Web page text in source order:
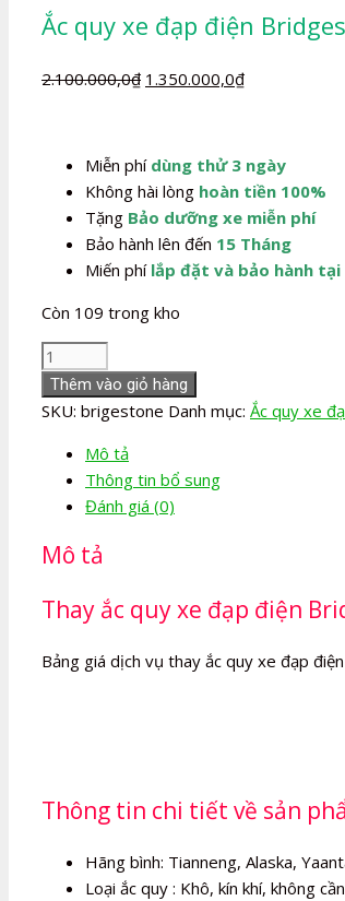
Ắc quy xe đạp điện
2.100.000,0₫ Giá
2.100.000,0₫.
1.350.000,0₫Giá
1.350.000,0₫.
Miễn phí dùng thử 3 ngày
Không hài lòng hoàn tiền 100%
Tặng Bảo dưỡng xe miễn phí
Bảo hành lên đến 15 Tháng
Miến phí lắp đặt và bảo hành tại
Còn 109 trong kho
Ắc
quy
xe
điện
Bridgestone
Thêm vào giỏ hàng
SKU: brigestone Danh mục: Ắc quy xe
Mô tả
Thông tin bổ sung
Đánh giá (0)
Mô tả
Thay ắc quy xe đạp điện
Bảng giá dịch vụ thay ắc quy xe đạp
Thông tin chi tiết về sản
Hãng bình: Tianneng, Alaska,
Loại ắc quy : Khô, kín khí, không